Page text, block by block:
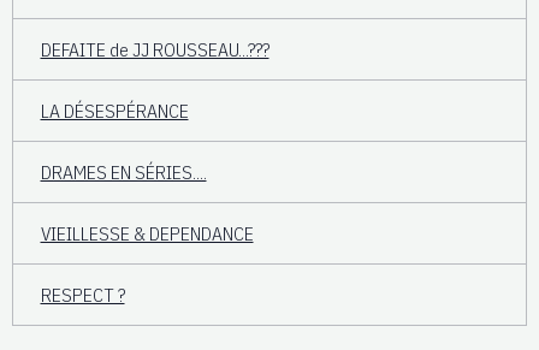
DEFAITE de JJ ROUSSEAU...???
LA DÉSESPÉRANCE
DRAMES EN SÉRIES....
VIEILLESSE & DEPENDANCE
RESPECT ?